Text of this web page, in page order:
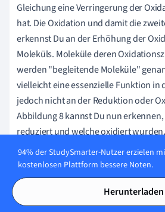
Gleichung eine Verringerung der
hat. Die Oxidation und damit die
erkennst Du an der Erhöhung der
Moleküls. Moleküle deren
werden "begleitende Moleküle"
vielleicht eine essenzielle Funktion in
jedoch nicht an der Reduktion oder
Abbildung 8 kannst Du nun
reduziert und welche oxidiert wurden.
94% der StudySmarter-Nutzer erzielen
kostenlosen Plattform bessere Noten.
Herunterladen